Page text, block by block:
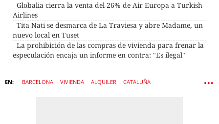
Globalia cierra la venta del 26% de Air Europa a Turkish
Airlines
Tita Nati se desmarca de La Traviesa y abre Madame, un
nuevo local en Tuset
La prohibición de las compras de vivienda para frenar la
especulación encaja un informe en contra: "Es ilegal"
BARCELONA VIVIENDA ALQUILER CATALUÑA